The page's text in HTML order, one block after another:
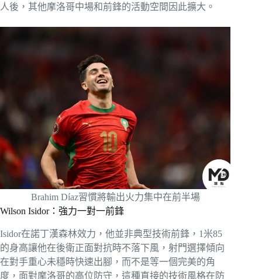
人後，其他摩洛哥中場和前鋒的活動空間因此擴大。
Brahim Díaz習慣將輸出火力集中在前半場
Wilson Isidor：強力一對一前鋒
Isidor在諾丁漢森林效力，他並非典型技術前鋒，1米85
的身高讓他在後衛正面對抗時不落下風，射門選擇傾向
在對手重心未穩時快速出腳，而不是等一個完美的角
度，面對摩洛哥的高位防守，這種直接的技術風格在防